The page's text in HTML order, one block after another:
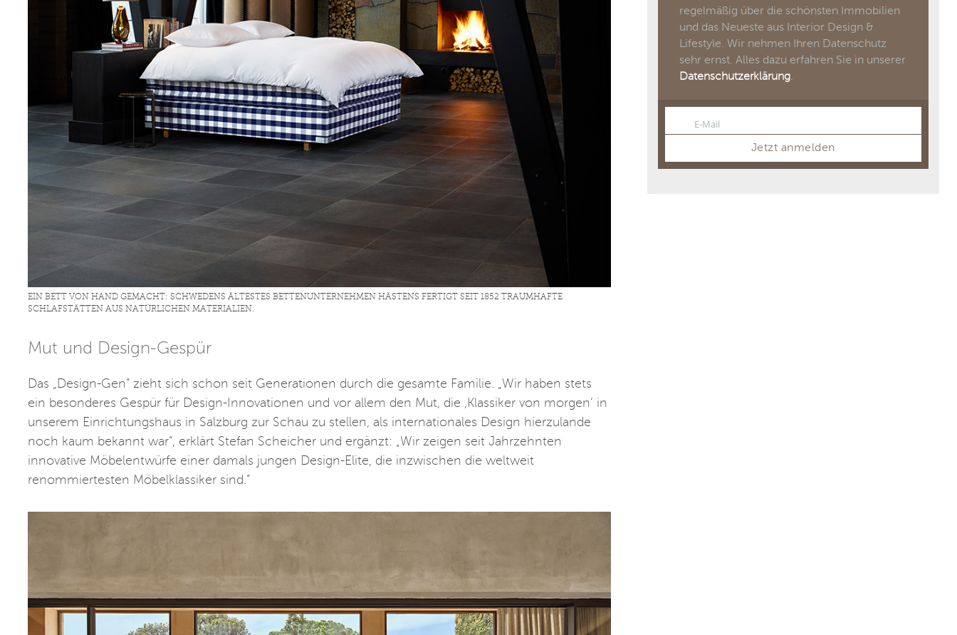
EIN BETT VON HAND GEMACHT: SCHWEDENS ÄLTESTES BETTENUNTERNEHMEN HÄSTENS FERTIGT SEIT 1852 TRAUMHAFTE
SCHLAFSTÄTTEN AUS NATÜRLICHEN MATERIALIEN.
Mut und Design-Gespür
Das „Design-Gen“ zieht sich schon seit Generationen durch die gesamte Familie. „Wir haben stets
ein besonderes Gespür für Design-Innovationen und vor allem den Mut, die ‚Klassiker von morgen‘ in
unserem Einrichtungshaus in Salzburg zur Schau zu stellen, als internationales Design hierzulande
noch kaum bekannt war“, erklärt Stefan Scheicher und ergänzt: „Wir zeigen seit Jahrzehnten
innovative Möbelentwürfe einer damals jungen Design-Elite, die inzwischen die weltweit
renommiertesten Möbelklassiker sind.“
regelmäßig über die schönsten Immobilien
und das Neueste aus Interior Design &
Lifestyle. Wir nehmen Ihren Datenschutz
sehr ernst. Alles dazu erfahren Sie in unserer
Datenschutzerklärung.
EmailE-Mail
Jetzt anmelden